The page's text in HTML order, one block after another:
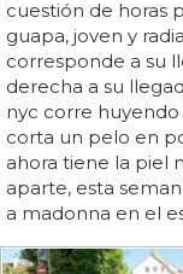
cuestión de horas
guapa, joven y
corresponde a su
derecha a su
nyc corre huyendo
corta un pelo en
ahora tiene la piel
aparte, esta
a madonna en el